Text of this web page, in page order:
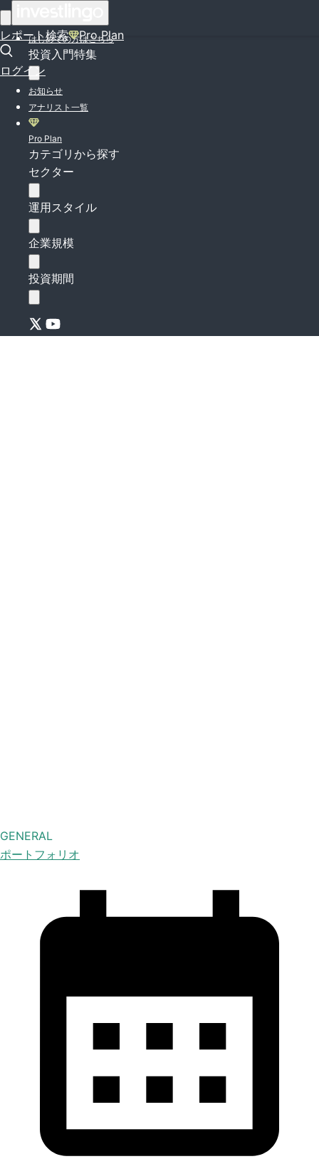
レポート検索 Pro Plan
ログイン
はじめての方はこちら
投資入門特集
お知らせ
アナリスト一覧
Pro Plan
カテゴリから探す
セクター
運用スタイル
企業規模
投資期間
GENERAL
ポートフォリオ